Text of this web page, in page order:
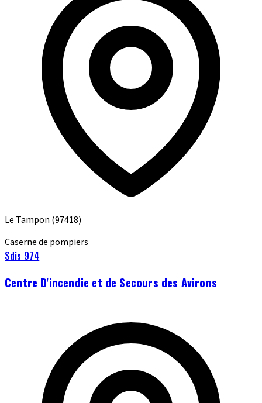
Le Tampon (97418)
Caserne de pompiers
Sdis 974
Centre D'incendie et de Secours des Avirons